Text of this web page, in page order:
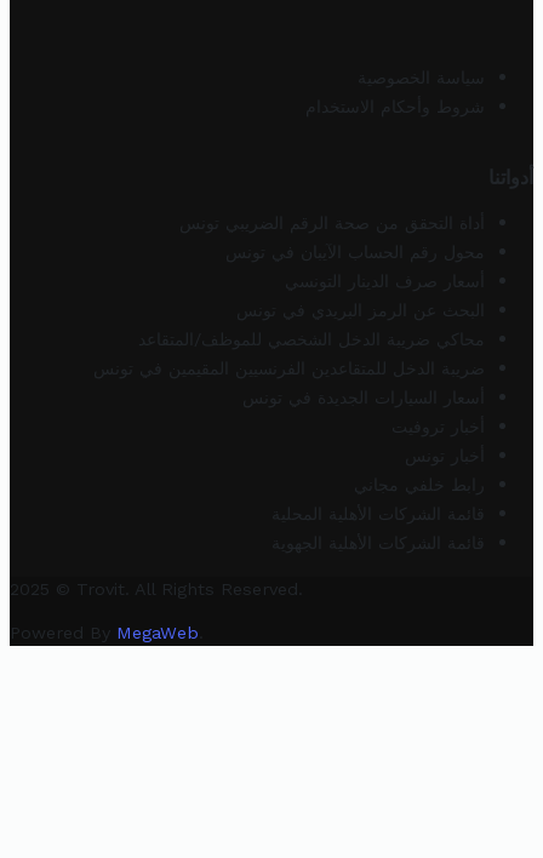
سياسة الخصوصية
شروط وأحكام الاستخدام
أدواتنا
أداة التحقق من صحة الرقم الضريبي تونس
محول رقم الحساب الآيبان في تونس
أسعار صرف الدينار التونسي
البحث عن الرمز البريدي في تونس
محاكي ضريبة الدخل الشخصي للموظف/المتقاعد
ضريبة الدخل للمتقاعدين الفرنسيين المقيمين في تونس
أسعار السيارات الجديدة في تونس
أخبار تروفيت
أخبار تونس
رابط خلفي مجاني
قائمة الشركات الأهلية المحلية
قائمة الشركات الأهلية الجهوية
2025 © Trovit. All Rights Reserved.
Powered By MegaWeb